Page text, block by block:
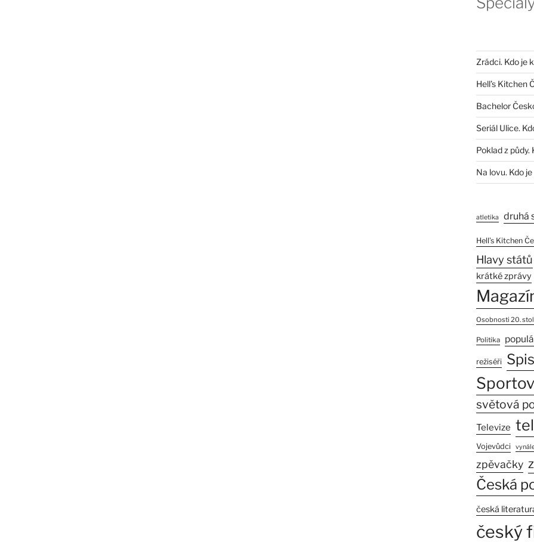
Zrádci. Kdo je
Hell’s Kitchen
Bachelor
Seriál Ulice.
Poklad z půdy.
Na lovu. Kdo
atletika druhá
Hell’s Kitchen
Hlavy států
krátké zprávy
Osobnosti 20.
Politika
režiséři
světová
Televize
Vojevůdci
zpěvačky
Česká
česká
český